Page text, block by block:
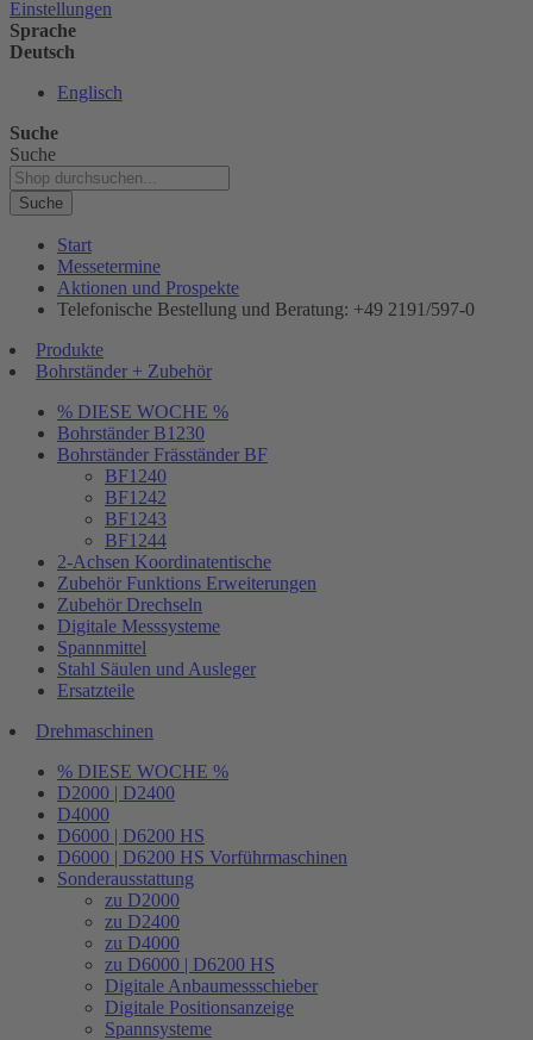
Einstellungen
Sprache
Deutsch
Englisch
Suche
Suche
Suche
Start
Messetermine
Aktionen und Prospekte
Telefonische Bestellung und Beratung: +49 2191/597-0
Produkte
Bohrständer + Zubehör
% DIESE WOCHE %
Bohrständer B1230
Bohrständer Fräsständer BF
BF1240
BF1242
BF1243
BF1244
2-Achsen Koordinatentische
Zubehör Funktions Erweiterungen
Zubehör Drechseln
Digitale Messsysteme
Spannmittel
Stahl Säulen und Ausleger
Ersatzteile
Drehmaschinen
% DIESE WOCHE %
D2000 | D2400
D4000
D6000 | D6200 HS
D6000 | D6200 HS Vorführmaschinen
Sonderausstattung
zu D2000
zu D2400
zu D4000
zu D6000 | D6200 HS
Digitale Anbaumessschieber
Digitale Positionsanzeige
Spannsysteme